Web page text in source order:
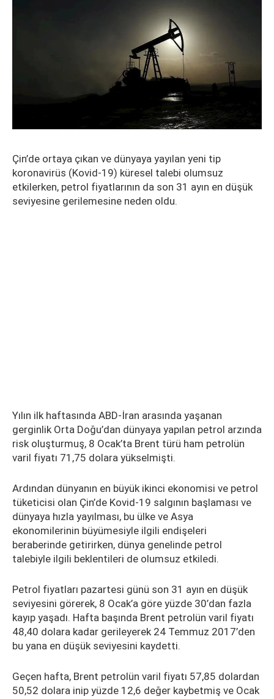
Çin’de ortaya çıkan ve dünyaya yayılan yeni tip
koronavirüs (Kovid-19) küresel talebi olumsuz
etkilerken, petrol fiyatlarının da son 31 ayın en düşük
seviyesine gerilemesine neden oldu.
Yılın ilk haftasında ABD-İran arasında yaşanan
gerginlik Orta Doğu’dan dünyaya yapılan petrol arzında
risk oluşturmuş, 8 Ocak’ta Brent türü ham petrolün
varil fiyatı 71,75 dolara yükselmişti.
Ardından dünyanın en büyük ikinci ekonomisi ve petrol
tüketicisi olan Çin’de Kovid-19 salgının başlaması ve
dünyaya hızla yayılması, bu ülke ve Asya
ekonomilerinin büyümesiyle ilgili endişeleri
beraberinde getirirken, dünya genelinde petrol
talebiyle ilgili beklentileri de olumsuz etkiledi.
Petrol fiyatları pazartesi günü son 31 ayın en düşük
seviyesini görerek, 8 Ocak’a göre yüzde 30’dan fazla
kayıp yaşadı. Hafta başında Brent petrolün varil fiyatı
48,40 dolara kadar gerileyerek 24 Temmuz 2017’den
bu yana en düşük seviyesini kaydetti.
Geçen hafta, Brent petrolün varil fiyatı 57,85 dolardan
50,52 dolara inip yüzde 12,6 değer kaybetmiş ve Ocak